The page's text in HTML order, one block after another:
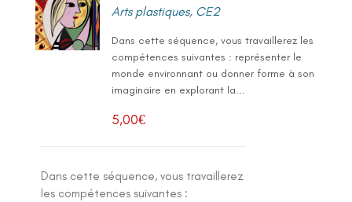
Arts plastiques, CE2
Dans cette séquence, vous travaillerez les
compétences suivantes : représenter le
monde environnant ou donner forme à son
imaginaire en explorant la...
5,00€
Dans cette séquence, vous travaillerez
les compétences suivantes :